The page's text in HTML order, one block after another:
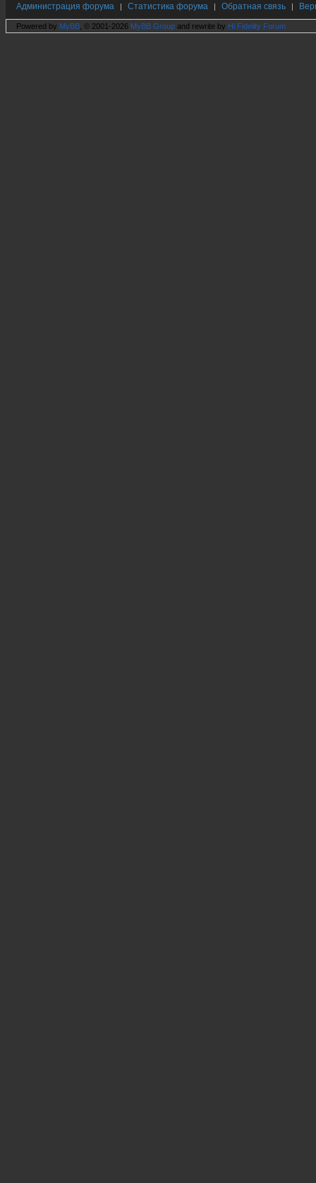
Администрация форума | Статистика форума | Обратная связь |
Powered by MyBB , © 2001-2026 MyBB Group and rewrite by Hi Fidelity Forum